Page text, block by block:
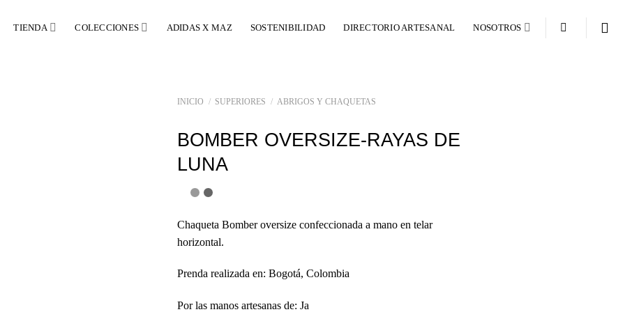
TIENDA COLECCIONES ADIDAS X MAZ SOSTENIBILIDAD DIRECTORIO ARTESANAL NOSOTROS
INICIO / SUPERIORES / ABRIGOS Y CHAQUETAS
BOMBER OVERSIZE-RAYAS DE
LUNA
Chaqueta Bomber oversize confeccionada a mano en telar
horizontal.
Prenda realizada en: Bogotá, Colombia
Por las manos artesanas de: Ja